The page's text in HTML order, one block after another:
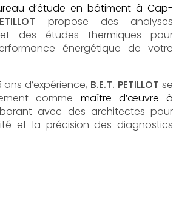
d’étude en bâtiment à Cap-
propose des analyses
des études thermiques pour
énergétique de votre
d’expérience, B.E.T. PETILLOT se
comme maître d’œuvre à
avec des architectes pour
et la précision des diagnostics